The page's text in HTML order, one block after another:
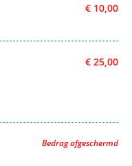
€ 10,00
€ 25,00
Bedrag afgeschermd